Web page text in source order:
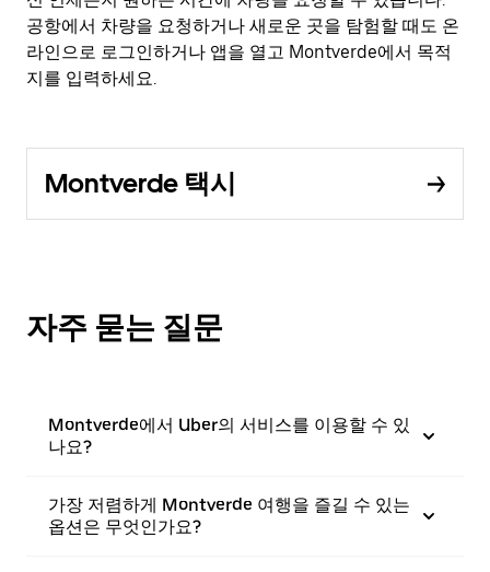
공항에서 차량을 요청하거나 새로운 곳을 탐험할 때도 온
라인으로 로그인하거나 앱을 열고 Montverde에서 목적
지를 입력하세요.
Montverde 택시
자주 묻는 질문
Montverde에서 Uber의 서비스를 이용할 수 있
나요?
가장 저렴하게 Montverde 여행을 즐길 수 있는
옵션은 무엇인가요?